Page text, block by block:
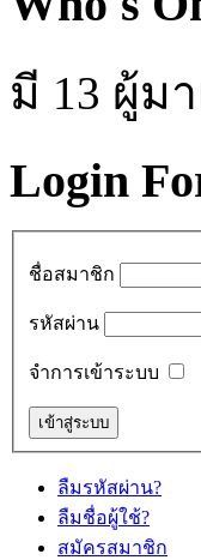
มี 13 ผู้ม
Login
ชื่อสมาชิก
รหัสผ่าน
จำการเข้าระบบ
ลืมรหัสผ่าน?
ลืมชื่อผู้ใช้?
สมัครสมาชิก